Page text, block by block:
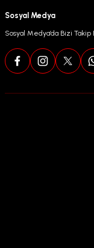
Sosyal Medya
Sosyal Medya’da Bizi Takip